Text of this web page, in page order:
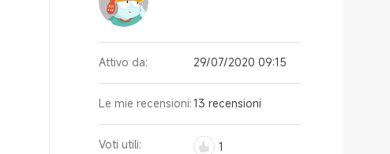
Attivo da: 29/07/2020 09:15
Le mie recensioni:13 recensioni
Voti utili: 1